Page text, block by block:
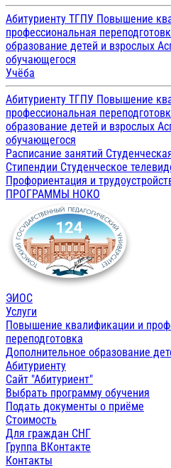
Абитуриенту ТГПУ Повышение
профессиональная
образование детей и взрослых
обучающегося
Учёба
Абитуриенту ТГПУ Повышение
профессиональная
образование детей и взрослых
обучающегося
Расписание занятий
Стипендии Студенческое
Профориентация и
ПРОГРАММЫ НОКО
ЭИОС
Услуги
Повышение квалификации и
переподготовка
Дополнительное образование
Абитуриенту
Сайт "Абитуриент"
Выбрать программу обучения
Подать документы о приёме
Стоимость
Для граждан СНГ
Группа ВКонтакте
Контакты